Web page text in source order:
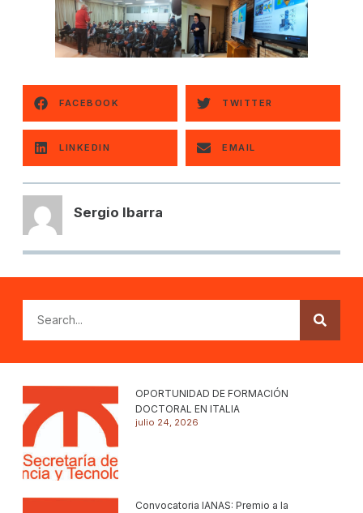
FACEBOOK TWITTER
LINKEDIN EMAIL
Sergio Ibarra
OPORTUNIDAD DE FORMACIÓN
DOCTORAL EN ITALIA
julio 24, 2026
Convocatoria IANAS: Premio a la